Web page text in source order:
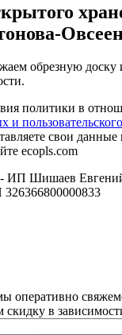
обрезную доску
политики в
и
свои
ecopls.com
- ИП Шишаев
оперативно
в